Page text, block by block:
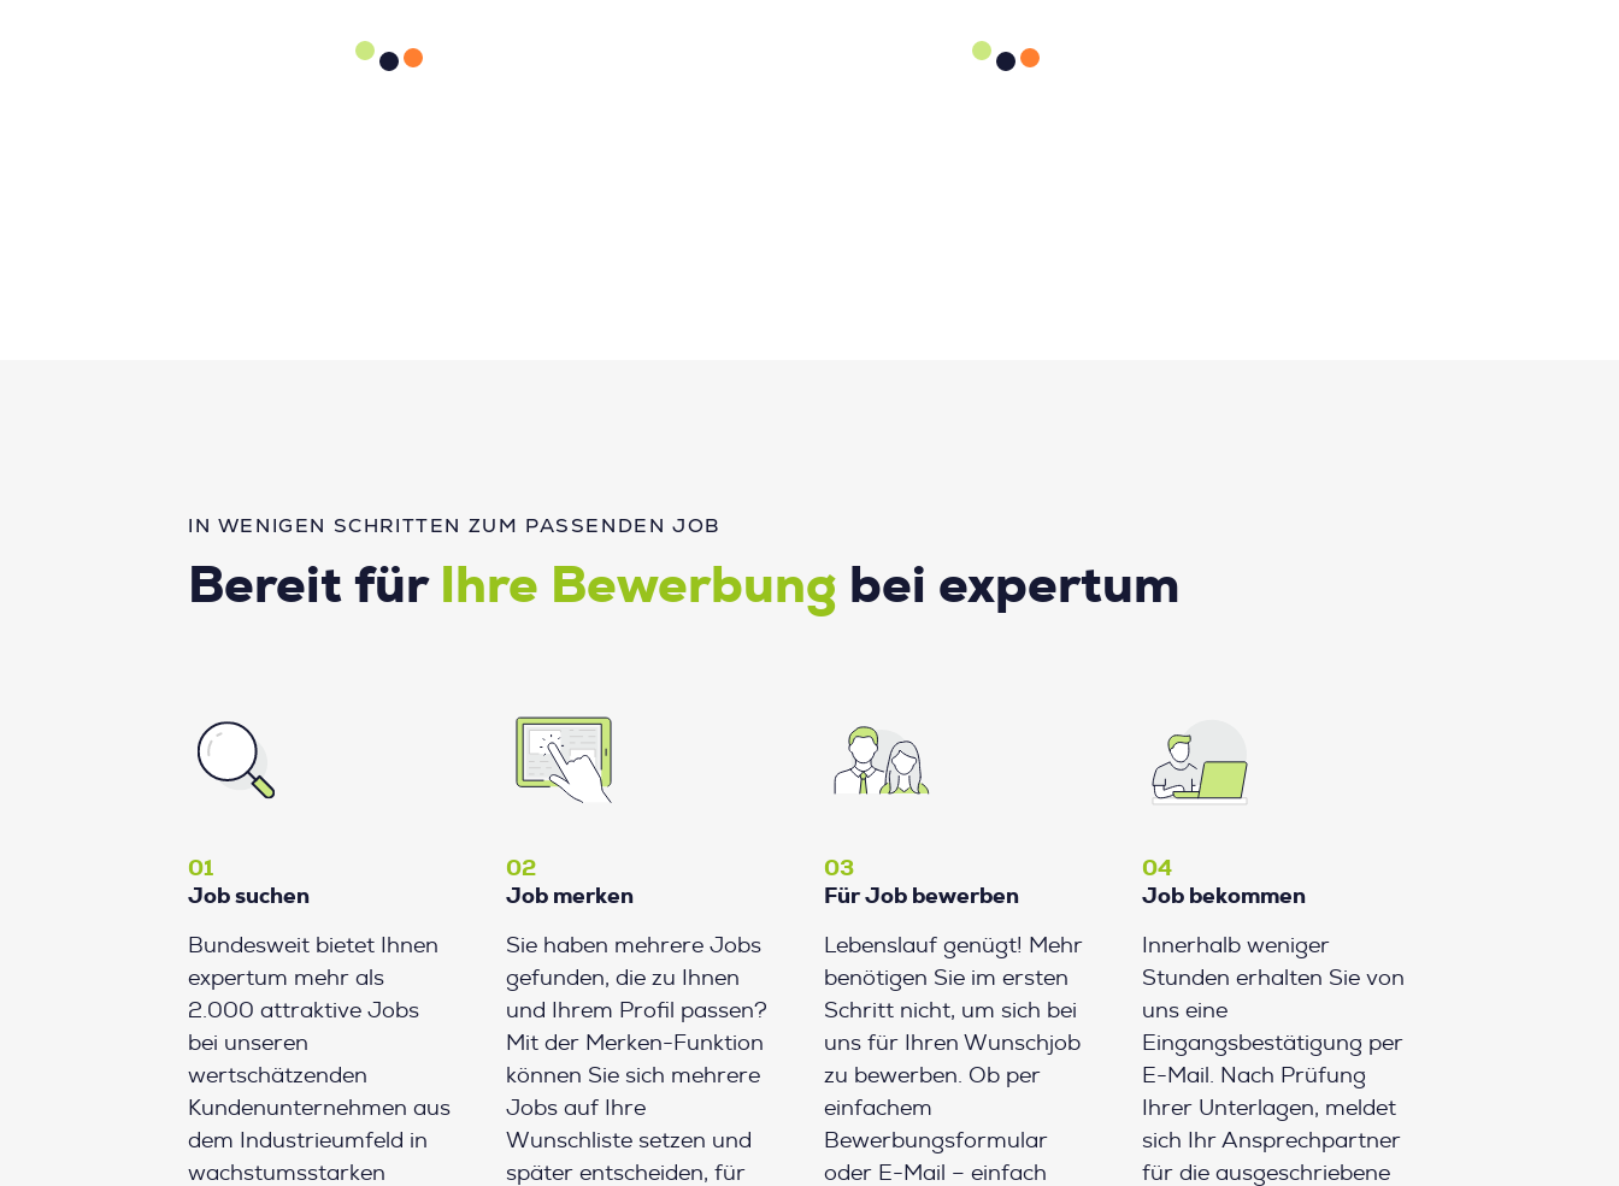
IN WENIGEN SCHRITTEN ZUM PASSENDEN JOB
Bereit für Ihre Bewerbung bei expertum
01
Job suchen
Bundesweit bietet Ihnen
expertum mehr als
2.000 attraktive Jobs
bei unseren
wertschätzenden
Kundenunternehmen aus
dem Industrieumfeld in
wachstumsstarken
02
Job merken
Sie haben mehrere Jobs
gefunden, die zu Ihnen
und Ihrem Profil passen?
Mit der Merken-Funktion
können Sie sich mehrere
Jobs auf Ihre
Wunschliste setzen und
später entscheiden, für
03
Für Job bewerben
Lebenslauf genügt! Mehr
benötigen Sie im ersten
Schritt nicht, um sich bei
uns für Ihren Wunschjob
zu bewerben. Ob per
einfachem
Bewerbungsformular
oder E-Mail – einfach
04
Job bekommen
Innerhalb weniger
Stunden erhalten Sie von
uns eine
Eingangsbestätigung per
E-Mail. Nach Prüfung
Ihrer Unterlagen, meldet
sich Ihr Ansprechpartner
für die ausgeschriebene